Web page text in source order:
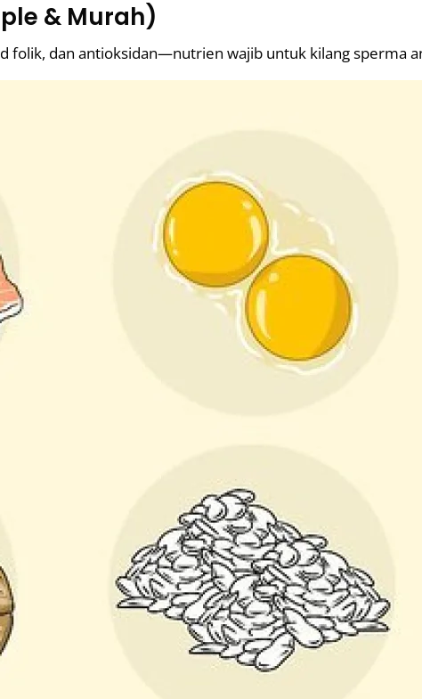
& Murah)
folik, dan antioksidan—nutrien wajib untuk kilang sperma